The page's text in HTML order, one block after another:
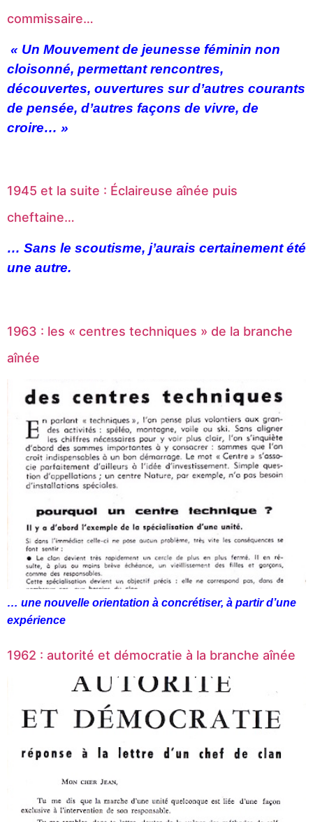
commissaire…
« Un Mouvement de jeunesse féminin non
cloisonné, permettant rencontres,
découvertes, ouvertures sur d’autres courants
de pensée, d’autres façons de vivre, de
croire… »
1945 et la suite : Éclaireuse aînée puis
cheftaine…
… Sans le scoutisme, j’aurais certainement été
une autre.
1963 : les « centres techniques » de la branche
aînée
… une nouvelle orientation à concrétiser, à partir d’une
expérience
1962 : autorité et démocratie à la branche aînée